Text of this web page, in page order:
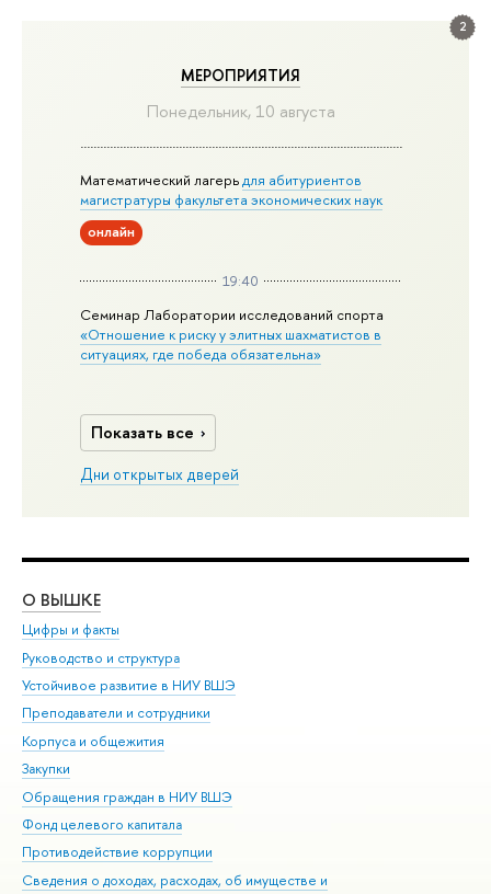
2
МЕРОПРИЯТИЯ
Понедельник, 10 августа
Математический лагерь для абитуриентов
магистратуры факультета экономических наук
онлайн
19:40
Семинар Лаборатории исследований спорта
«Отношение к риску у элитных шахматистов в
ситуациях, где победа обязательна»
Показать все
Дни открытых дверей
О ВЫШКЕ
Цифры и факты
Руководство и структура
Устойчивое развитие в НИУ ВШЭ
Преподаватели и сотрудники
Корпуса и общежития
Закупки
Обращения граждан в НИУ ВШЭ
Фонд целевого капитала
Противодействие коррупции
Сведения о доходах, расходах, об имуществе и